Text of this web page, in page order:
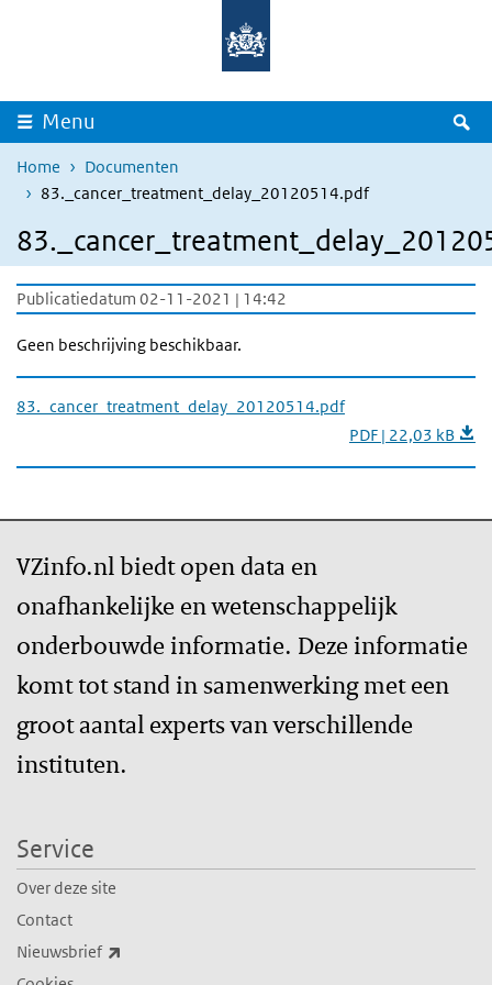
Overslaan en naar de inhoud gaan
Menu
Home
Documenten
83._cancer_treatment_delay_20120514.pdf
Publicatiedatum 02-11-2021 | 14:42
Geen beschrijving beschikbaar.
83._cancer_treatment_delay_20120514.pdf
PDF | 22,03 kB
VZinfo.nl biedt open data en
onafhankelijke en wetenschappelijk
onderbouwde informatie. Deze informatie
komt tot stand in samenwerking met een
groot aantal experts van verschillende
instituten.
Service
Over deze site
Contact
Nieuwsbrief